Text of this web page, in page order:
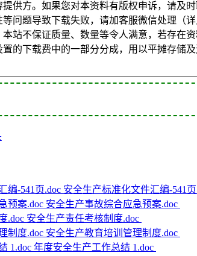
供方。如果您对本资料有版权申诉，请及
问题导致下载失败，请加客服微信处理（详
站不保证质量、数量等令人满意，若存在
的下载费中的一部分分成，用以平摊存储
安全生产标准化文件汇编-541页
安全生产事故综合应急预案.doc
安全生产责任考核制度.doc
安全生产教育培训管理制度.doc
年度安全生产工作总结 1.doc